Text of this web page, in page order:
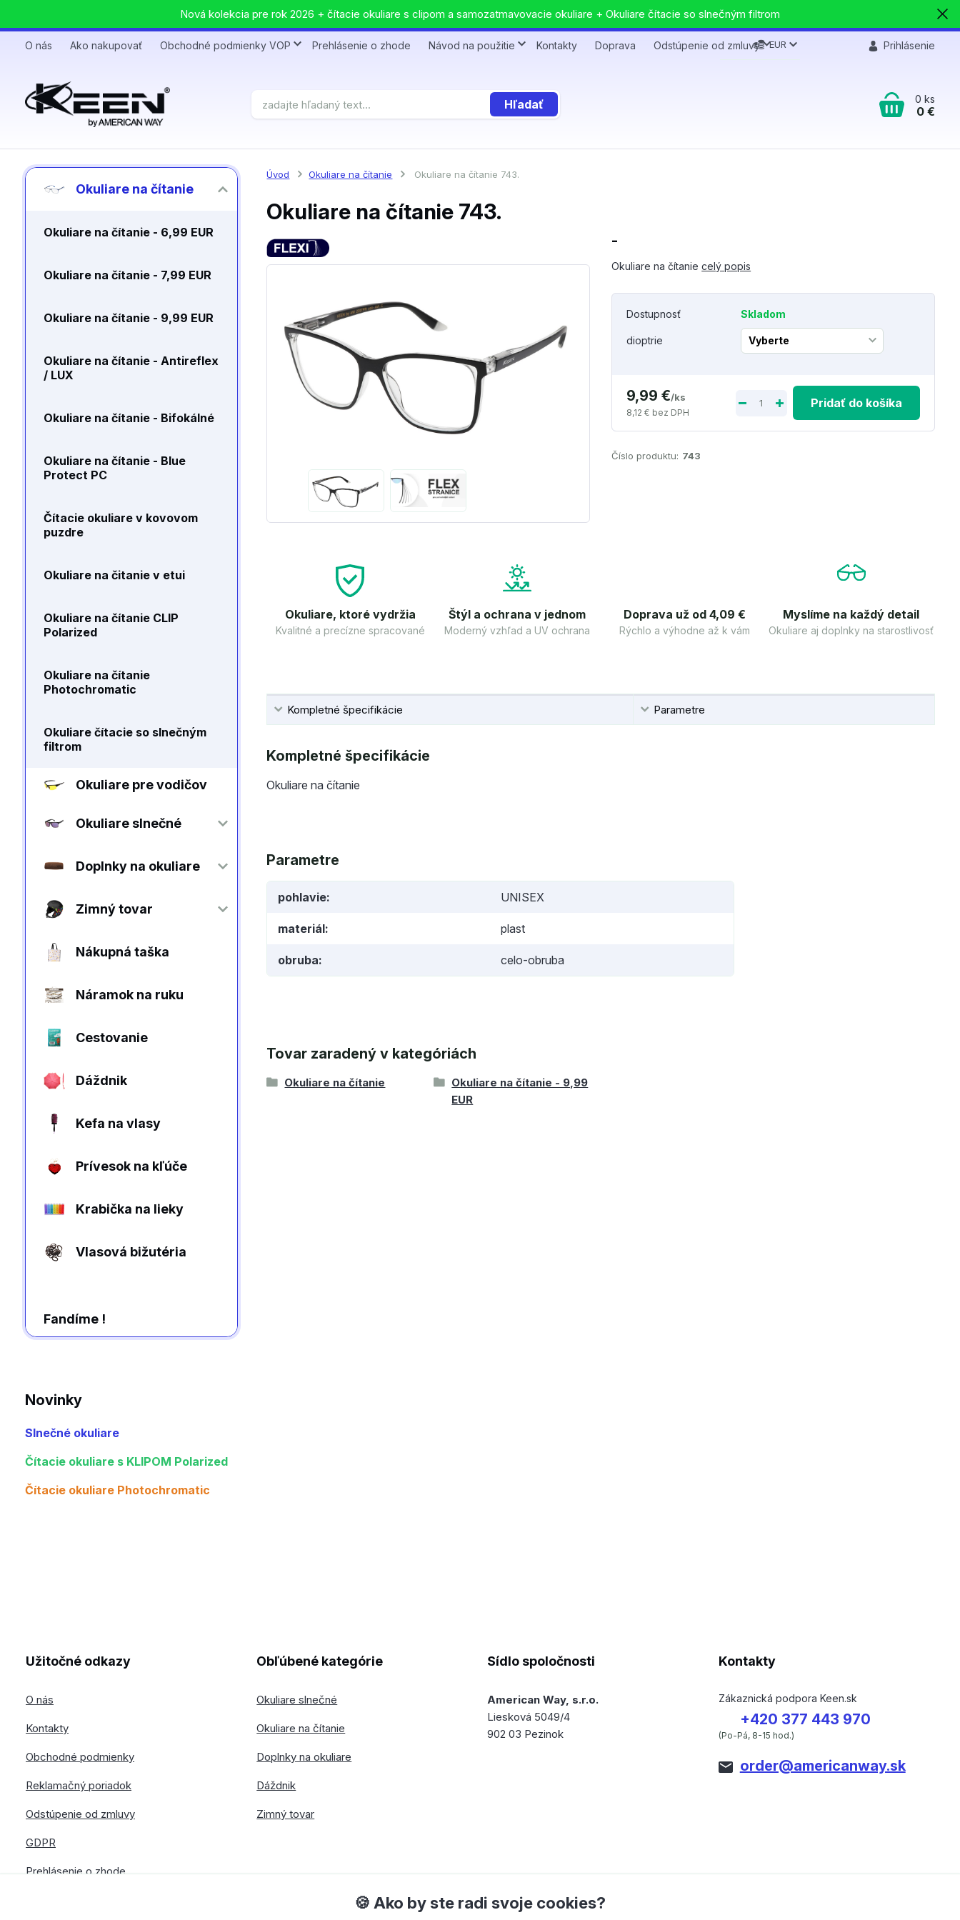
Nová kolekcia pre rok 2026 + čítacie okuliare s clipom a samozatmavovacie okuliare + Okuliare čítacie so slnečným filtrom
O nás Ako nakupovať Obchodné podmienky VOP Prehlásenie o zhode Návod na použitie Kontakty Doprava Odstúpenie od zmluvy EUR Prihlásenie
Hľadať 0 ks
0 €
Okuliare na čítanie
Okuliare na čítanie - 6,99 EUR
Okuliare na čítanie - 7,99 EUR
Okuliare na čítanie - 9,99 EUR
Okuliare na čítanie - Antireflex
/ LUX
Okuliare na čítanie - Bifokálné
Okuliare na čítanie - Blue
Protect PC
Čítacie okuliare v kovovom
puzdre
Okuliare na čitanie v etui
Okuliare na čítanie CLIP
Polarized
Okuliare na čítanie
Photochromatic
Okuliare čítacie so slnečným
filtrom
Okuliare pre vodičov
Okuliare slnečné
Doplnky na okuliare
Zimný tovar
Nákupná taška
Náramok na ruku
Cestovanie
Dáždnik
Kefa na vlasy
Prívesok na kľúče
Krabička na lieky
Vlasová bižutéria
Fandíme !
Novinky
Slnečné okuliare
Čítacie okuliare s KLIPOM Polarized
Čítacie okuliare Photochromatic
Úvod Okuliare na čítanie Okuliare na čítanie 743.
Okuliare na čítanie 743.
-
Okuliare na čítaniecelý popis
Dostupnosť Skladom
dioptrie
9,99 €/ks
8,12 € bez DPH
Pridať do košíka
Číslo produktu: 743
Okuliare, ktoré vydržia
Kvalitné a precízne spracované
Štýl a ochrana v jednom
Moderný vzhľad a UV ochrana
Doprava už od 4,09 €
Rýchlo a výhodne až k vám
Myslíme na každý detail
Okuliare aj doplnky na starostlivosť
Kompletné špecifikácie Parametre
Kompletné špecifikácie
Okuliare na čítanie
Parametre
pohlavie UNISEX
materiál plast
obruba celo-obruba
Tovar zaradený v kategóriách
Okuliare na čítanie
Okuliare na čítanie - 9,99
EUR
Užitočné odkazy
O nás
Kontakty
Obchodné podmienky
Reklamačný poriadok
Odstúpenie od zmluvy
GDPR
Prehlásenie o zhode
Obľúbené kategórie
Okuliare slnečné
Okuliare na čítanie
Doplnky na okuliare
Dáždnik
Zimný tovar
Sídlo spoločnosti
American Way, s.r.o.
Liesková 5049/4
902 03 Pezinok
Kontakty
Zákaznická podpora Keen.sk
+420 377 443 970
(Po-Pá, 8-15 hod.)
order@americanway.sk
🍪 Ako by ste radi svoje cookies?